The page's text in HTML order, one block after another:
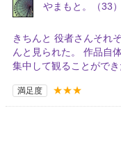
やまもと。（33）
きちんと 役者さんそれ
んと見られた。 作品自
集中して観ることができ
満足度 ★★★